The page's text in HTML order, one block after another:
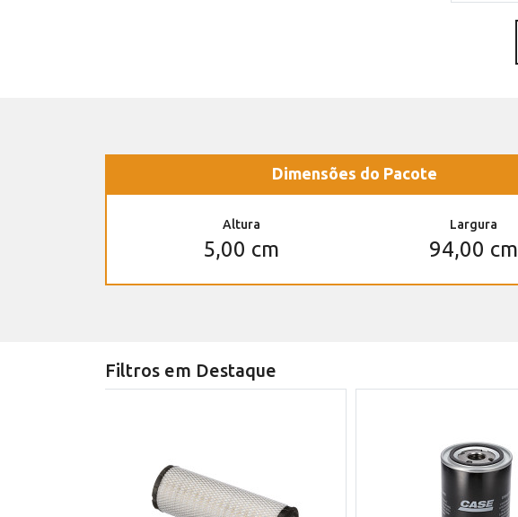
Dimensões do Pacote
Altura
5,00 cm
Largura
94,00 cm
Filtros em Destaque